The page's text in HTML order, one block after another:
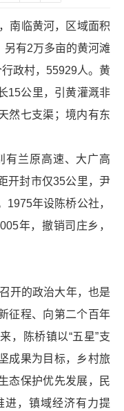
临黄河，区域面积
另有2万多亩的黄河滩
政村，55929人。黄
15公里，引黄灌溉非
然七支渠；境内有东
有兰原高速、大广高
开封市仅35公里，尹
年设陈桥公社，
年，撤销司庄乡，
的政治大年，也是
征程、向第二个百年
，陈桥镇以“五星”支
成果为目标，乡村旅
态保护优先发展，民
进，镇域经济有力提